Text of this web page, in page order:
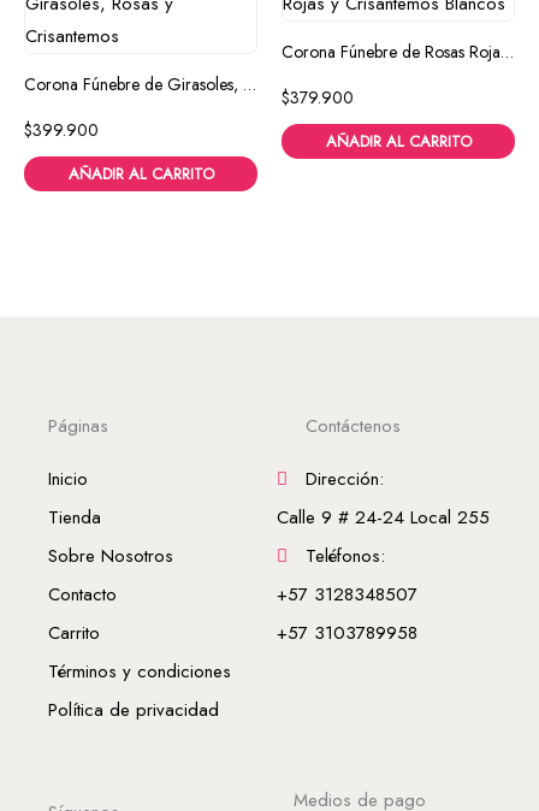
Corona Fúnebre de Girasoles, Rosas y Crisantemos
$399.900
AÑADIR AL CARRITO
Corona Fúnebre de Rosas Rojas y Crisantemos Blancos
$379.900
AÑADIR AL CARRITO
Páginas
Inicio
Tienda
Sobre Nosotros
Contacto
Carrito
Términos y condiciones
Política de privacidad
Contáctenos
Dirección:
Calle 9 # 24-24 Local 255
Teléfonos:
+57 3128348507
+57 3103789958
Medios de pago